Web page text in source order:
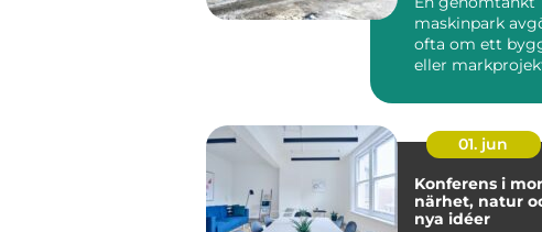
maskinpark
ofta om ett
eller
lönsam...
01. jun
Konferens i
närhet, natur
nya idéer